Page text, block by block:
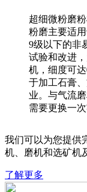
超细微粉磨
粉磨主要适
9级以下的非
试验和改进
机，细度可
于加工石膏
业。与气流
需要更换一
我们可以为您提供
机、磨机和选矿机
了解更多